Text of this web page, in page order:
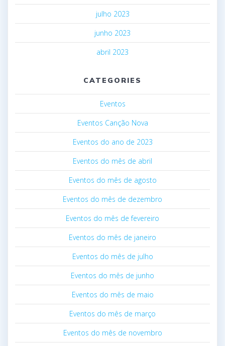
julho 2023
junho 2023
abril 2023
CATEGORIES
Eventos
Eventos Canção Nova
Eventos do ano de 2023
Eventos do mês de abril
Eventos do mês de agosto
Eventos do mês de dezembro
Eventos do mês de fevereiro
Eventos do mês de janeiro
Eventos do mês de julho
Eventos do mês de junho
Eventos do mês de maio
Eventos do mês de março
Eventos do mês de novembro